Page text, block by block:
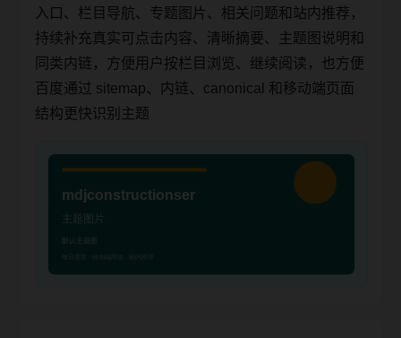
入口、栏目导航、专题图片、相关问题和站内推荐，
持续补充真实可点击内容、清晰摘要、主题图说明和
同类内链，方便用户按栏目浏览、继续阅读，也方便
百度通过 sitemap、内链、canonical 和移动端页面
结构更快识别主题